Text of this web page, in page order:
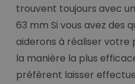
trouvent toujours avec
63 mm Si vous avez des
aiderons à réaliser votre
la manière la plus
préfèrent laisser